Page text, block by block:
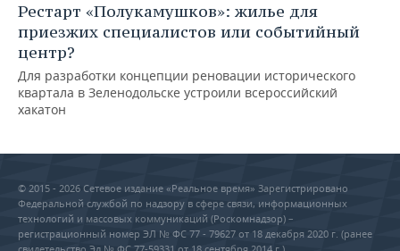
Рестарт «Полукамушков»: жилье для
приезжих специалистов или событийный
центр?
Для разработки концепции реновации исторического
квартала в Зеленодольске устроили всероссийский
хакатон
© 2015 - 2026 Сетевое издание «Реальное время» Зарегистрировано
Федеральной службой по надзору в сфере связи, информационных
технологий и массовых коммуникаций (Роскомнадзор) –
регистрационный номер ЭЛ № ФС 77 - 79627 от 18 декабря 2020 г. (ранее